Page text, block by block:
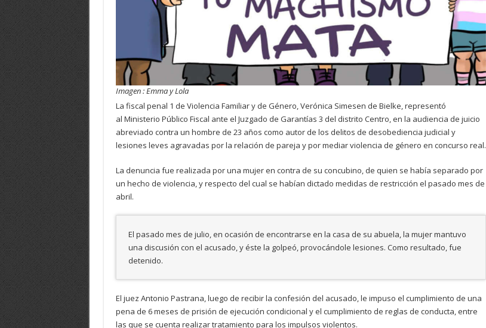
Imagen : Emma y Lola
La fiscal penal 1 de Violencia Familiar y de Género, Verónica Simesen de Bielke, representó
al Ministerio Público Fiscal ante el Juzgado de Garantías 3 del distrito Centro, en la audiencia de juicio
abreviado contra un hombre de 23 años como autor de los delitos de desobediencia judicial y
lesiones leves agravadas por la relación de pareja y por mediar violencia de género en concurso real.
La denuncia fue realizada por una mujer en contra de su concubino, de quien se había separado por
un hecho de violencia, y respecto del cual se habían dictado medidas de restricción el pasado mes de
abril.
El pasado mes de julio, en ocasión de encontrarse en la casa de su abuela, la mujer mantuvo
una discusión con el acusado, y éste la golpeó, provocándole lesiones. Como resultado, fue
detenido.
El juez Antonio Pastrana, luego de recibir la confesión del acusado, le impuso el cumplimiento de una
pena de 6 meses de prisión de ejecución condicional y el cumplimiento de reglas de conducta, entre
las que se cuenta realizar tratamiento para los impulsos violentos.